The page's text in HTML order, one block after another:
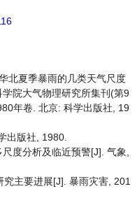
北夏季暴雨的几类天气尺度
院大气物理研究所集刊(第9
年卷. 北京: 科学出版社, 19
出版社, 1980.
度分析及临近预警[J]. 气象,
主要进展[J]. 暴雨灾害, 201